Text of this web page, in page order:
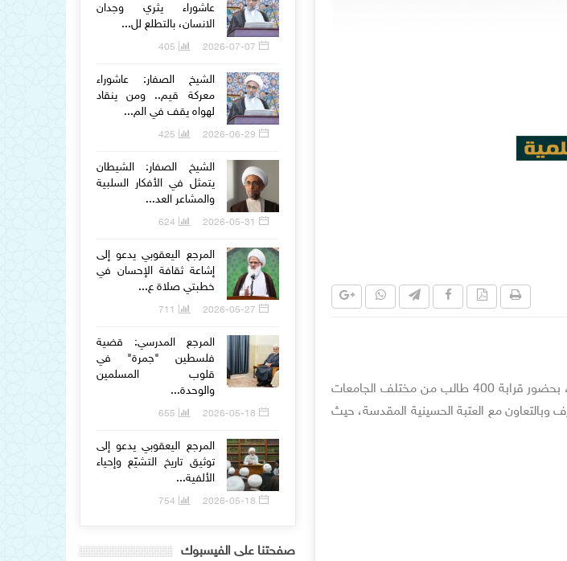
عاشوراء يثري وجدان
الانسان، بالتطلع لل...
2026-07-07
405
الشيخ الصفار: عاشوراء
معركة قيم.. ومن ينقاد
لهواه يقف في الم...
2026-06-29
425
الشيخ الصفار: الشيطان
يتمثل في الأفكار السلبية
والمشاعر العد...
2026-05-31
624
المرجع اليعقوبي يدعو إلى
إشاعة ثقافة الإحسان في
خطبتي صلاة ع...
2026-05-27
711
المرجع المدرسي: قضية
فلسطين "جمرة" في
قلوب المسلمين
والوحدة...
2026-05-18
655
المرجع اليعقوبي يدعو إلى
توثيق تاريخ التشيّع وإحياء
الألفية...
2026-05-18
754
صفحتنا على الفيسبوك
انتهت فعاليات مخيم التواصل الثقافي الصيفي الذي أقامته رابطة التواصل الجامعي، بحضور قرابة 400 طالب من مختلف الجامعات
وبالتعاون مع العتبة الحسينية المقدسة، حيث